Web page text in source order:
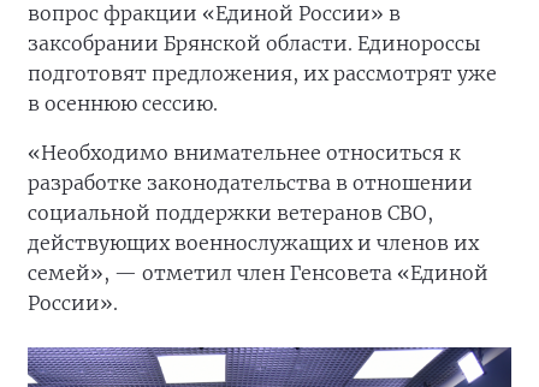
вопрос фракции «Единой России» в
заксобрании Брянской области. Единороссы
подготовят предложения, их рассмотрят уже
в осеннюю сессию.
«Необходимо внимательнее относиться к
разработке законодательства в отношении
социальной поддержки ветеранов СВО,
действующих военнослужащих и членов их
семей», — отметил член Генсовета «Единой
России».